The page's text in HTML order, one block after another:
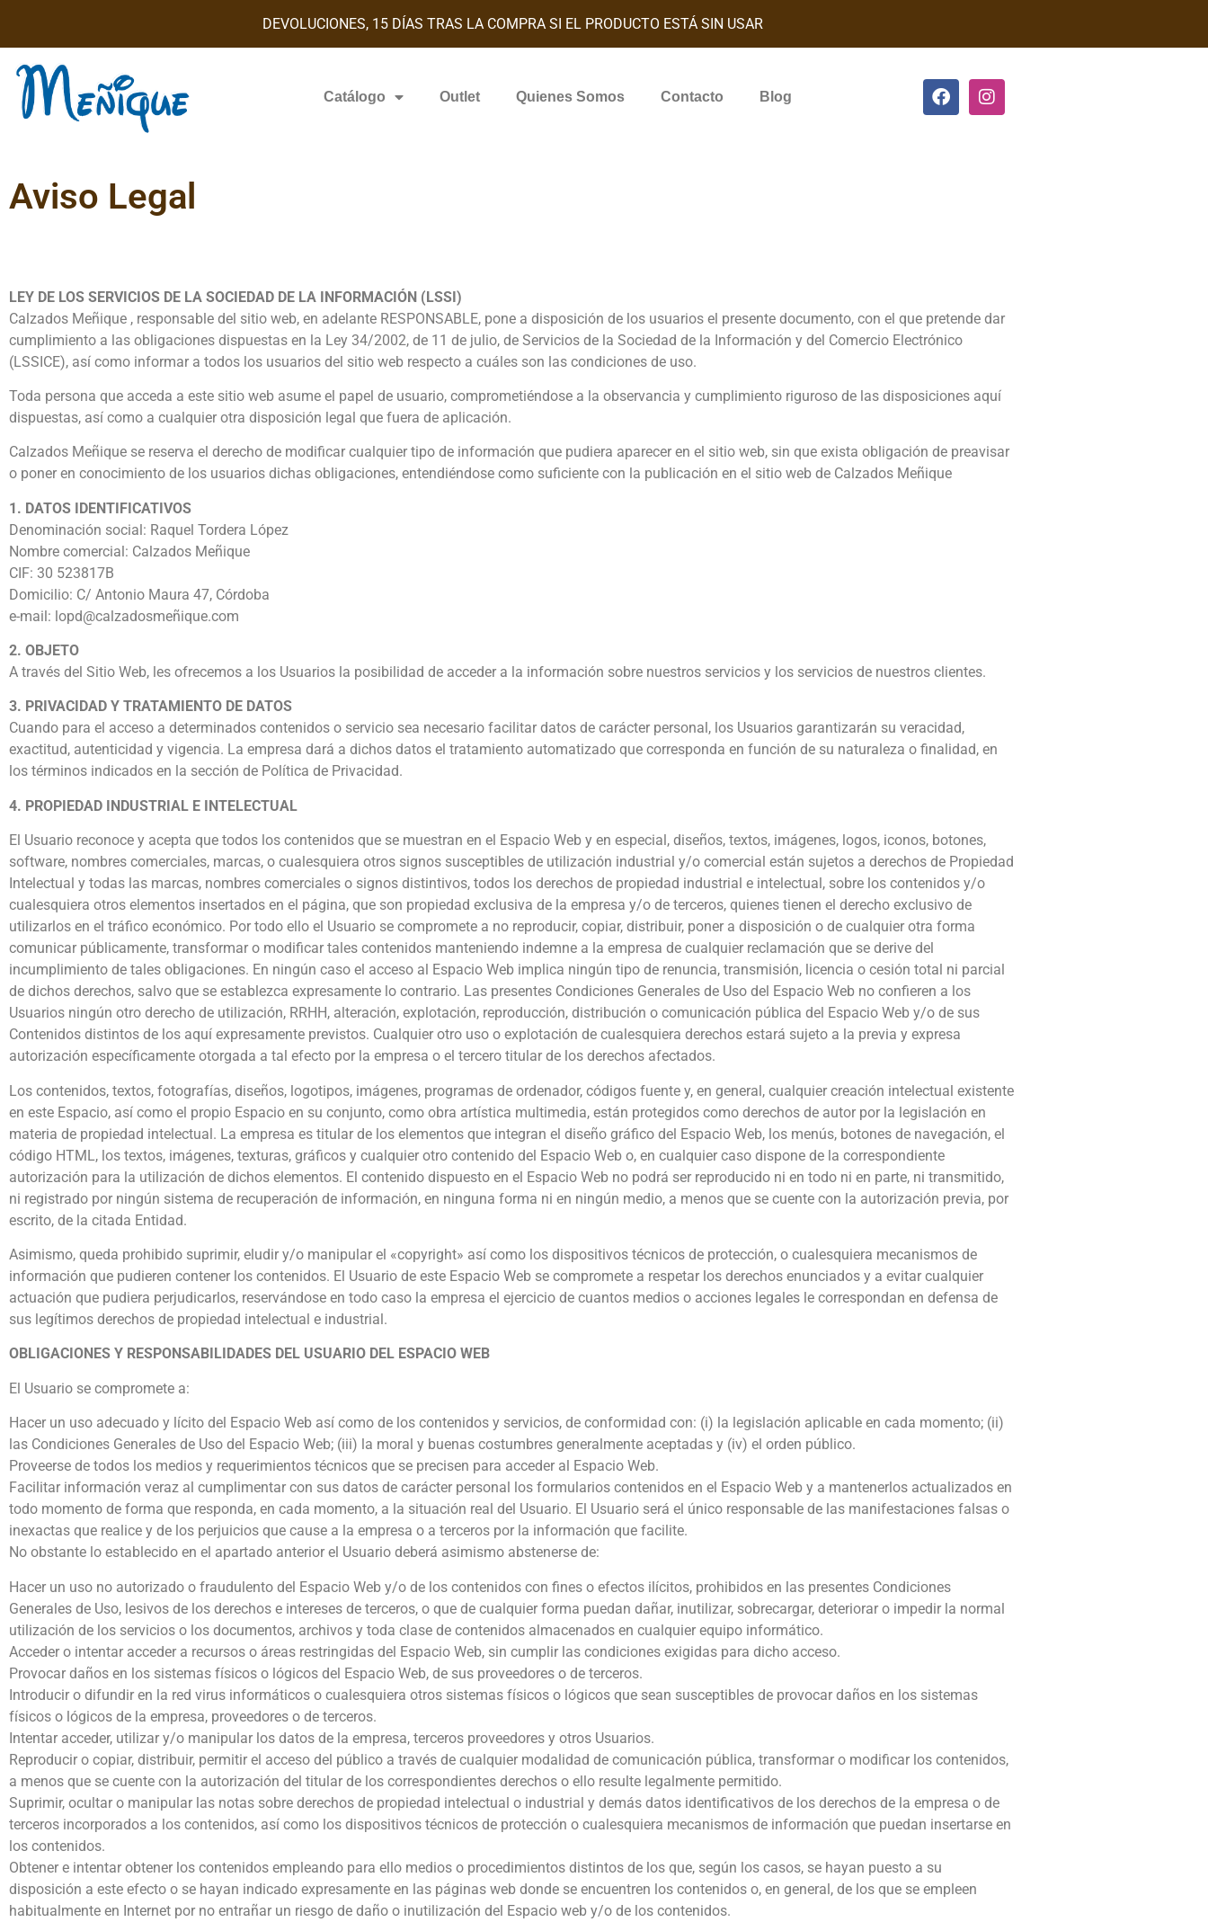
DEVOLUCIONES, 15 DÍAS TRAS LA COMPRA SI EL PRODUCTO ESTÁ SIN USAR
Catálogo Outlet Quienes Somos Contacto Blog
Aviso Legal
LEY DE LOS SERVICIOS DE LA SOCIEDAD DE LA INFORMACIÓN (LSSI)
Calzados Meñique , responsable del sitio web, en adelante RESPONSABLE, pone a disposición de los usuarios el presente documento, con el que pretende dar
cumplimiento a las obligaciones dispuestas en la Ley 34/2002, de 11 de julio, de Servicios de la Sociedad de la Información y del Comercio Electrónico
(LSSICE), así como informar a todos los usuarios del sitio web respecto a cuáles son las condiciones de uso.
Toda persona que acceda a este sitio web asume el papel de usuario, comprometiéndose a la observancia y cumplimiento riguroso de las disposiciones aquí
dispuestas, así como a cualquier otra disposición legal que fuera de aplicación.
Calzados Meñique se reserva el derecho de modificar cualquier tipo de información que pudiera aparecer en el sitio web, sin que exista obligación de preavisar
o poner en conocimiento de los usuarios dichas obligaciones, entendiéndose como suficiente con la publicación en el sitio web de Calzados Meñique
1. DATOS IDENTIFICATIVOS
Denominación social: Raquel Tordera López
Nombre comercial: Calzados Meñique
CIF: 30 523817B
Domicilio: C/ Antonio Maura 47, Córdoba
e-mail: lopd@calzadosmeñique.com
2. OBJETO
A través del Sitio Web, les ofrecemos a los Usuarios la posibilidad de acceder a la información sobre nuestros servicios y los servicios de nuestros clientes.
3. PRIVACIDAD Y TRATAMIENTO DE DATOS
Cuando para el acceso a determinados contenidos o servicio sea necesario facilitar datos de carácter personal, los Usuarios garantizarán su veracidad,
exactitud, autenticidad y vigencia. La empresa dará a dichos datos el tratamiento automatizado que corresponda en función de su naturaleza o finalidad, en
los términos indicados en la sección de Política de Privacidad.
4. PROPIEDAD INDUSTRIAL E INTELECTUAL
El Usuario reconoce y acepta que todos los contenidos que se muestran en el Espacio Web y en especial, diseños, textos, imágenes, logos, iconos, botones,
software, nombres comerciales, marcas, o cualesquiera otros signos susceptibles de utilización industrial y/o comercial están sujetos a derechos de Propiedad
Intelectual y todas las marcas, nombres comerciales o signos distintivos, todos los derechos de propiedad industrial e intelectual, sobre los contenidos y/o
cualesquiera otros elementos insertados en el página, que son propiedad exclusiva de la empresa y/o de terceros, quienes tienen el derecho exclusivo de
utilizarlos en el tráfico económico. Por todo ello el Usuario se compromete a no reproducir, copiar, distribuir, poner a disposición o de cualquier otra forma
comunicar públicamente, transformar o modificar tales contenidos manteniendo indemne a la empresa de cualquier reclamación que se derive del
incumplimiento de tales obligaciones. En ningún caso el acceso al Espacio Web implica ningún tipo de renuncia, transmisión, licencia o cesión total ni parcial
de dichos derechos, salvo que se establezca expresamente lo contrario. Las presentes Condiciones Generales de Uso del Espacio Web no confieren a los
Usuarios ningún otro derecho de utilización, RRHH, alteración, explotación, reproducción, distribución o comunicación pública del Espacio Web y/o de sus
Contenidos distintos de los aquí expresamente previstos. Cualquier otro uso o explotación de cualesquiera derechos estará sujeto a la previa y expresa
autorización específicamente otorgada a tal efecto por la empresa o el tercero titular de los derechos afectados.
Los contenidos, textos, fotografías, diseños, logotipos, imágenes, programas de ordenador, códigos fuente y, en general, cualquier creación intelectual existente
en este Espacio, así como el propio Espacio en su conjunto, como obra artística multimedia, están protegidos como derechos de autor por la legislación en
materia de propiedad intelectual. La empresa es titular de los elementos que integran el diseño gráfico del Espacio Web, los menús, botones de navegación, el
código HTML, los textos, imágenes, texturas, gráficos y cualquier otro contenido del Espacio Web o, en cualquier caso dispone de la correspondiente
autorización para la utilización de dichos elementos. El contenido dispuesto en el Espacio Web no podrá ser reproducido ni en todo ni en parte, ni transmitido,
ni registrado por ningún sistema de recuperación de información, en ninguna forma ni en ningún medio, a menos que se cuente con la autorización previa, por
escrito, de la citada Entidad.
Asimismo, queda prohibido suprimir, eludir y/o manipular el «copyright» así como los dispositivos técnicos de protección, o cualesquiera mecanismos de
información que pudieren contener los contenidos. El Usuario de este Espacio Web se compromete a respetar los derechos enunciados y a evitar cualquier
actuación que pudiera perjudicarlos, reservándose en todo caso la empresa el ejercicio de cuantos medios o acciones legales le correspondan en defensa de
sus legítimos derechos de propiedad intelectual e industrial.
OBLIGACIONES Y RESPONSABILIDADES DEL USUARIO DEL ESPACIO WEB
El Usuario se compromete a:
Hacer un uso adecuado y lícito del Espacio Web así como de los contenidos y servicios, de conformidad con: (i) la legislación aplicable en cada momento; (ii)
las Condiciones Generales de Uso del Espacio Web; (iii) la moral y buenas costumbres generalmente aceptadas y (iv) el orden público.
Proveerse de todos los medios y requerimientos técnicos que se precisen para acceder al Espacio Web.
Facilitar información veraz al cumplimentar con sus datos de carácter personal los formularios contenidos en el Espacio Web y a mantenerlos actualizados en
todo momento de forma que responda, en cada momento, a la situación real del Usuario. El Usuario será el único responsable de las manifestaciones falsas o
inexactas que realice y de los perjuicios que cause a la empresa o a terceros por la información que facilite.
No obstante lo establecido en el apartado anterior el Usuario deberá asimismo abstenerse de:
Hacer un uso no autorizado o fraudulento del Espacio Web y/o de los contenidos con fines o efectos ilícitos, prohibidos en las presentes Condiciones
Generales de Uso, lesivos de los derechos e intereses de terceros, o que de cualquier forma puedan dañar, inutilizar, sobrecargar, deteriorar o impedir la normal
utilización de los servicios o los documentos, archivos y toda clase de contenidos almacenados en cualquier equipo informático.
Acceder o intentar acceder a recursos o áreas restringidas del Espacio Web, sin cumplir las condiciones exigidas para dicho acceso.
Provocar daños en los sistemas físicos o lógicos del Espacio Web, de sus proveedores o de terceros.
Introducir o difundir en la red virus informáticos o cualesquiera otros sistemas físicos o lógicos que sean susceptibles de provocar daños en los sistemas
físicos o lógicos de la empresa, proveedores o de terceros.
Intentar acceder, utilizar y/o manipular los datos de la empresa, terceros proveedores y otros Usuarios.
Reproducir o copiar, distribuir, permitir el acceso del público a través de cualquier modalidad de comunicación pública, transformar o modificar los contenidos,
a menos que se cuente con la autorización del titular de los correspondientes derechos o ello resulte legalmente permitido.
Suprimir, ocultar o manipular las notas sobre derechos de propiedad intelectual o industrial y demás datos identificativos de los derechos de la empresa o de
terceros incorporados a los contenidos, así como los dispositivos técnicos de protección o cualesquiera mecanismos de información que puedan insertarse en
los contenidos.
Obtener e intentar obtener los contenidos empleando para ello medios o procedimientos distintos de los que, según los casos, se hayan puesto a su
disposición a este efecto o se hayan indicado expresamente en las páginas web donde se encuentren los contenidos o, en general, de los que se empleen
habitualmente en Internet por no entrañar un riesgo de daño o inutilización del Espacio web y/o de los contenidos.